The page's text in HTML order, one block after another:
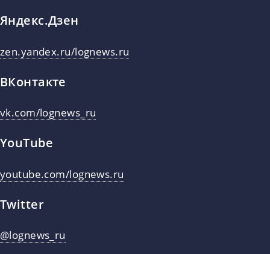
Яндекс.Дзен
zen.yandex.ru/lognews.ru
ВКонтакте
vk.com/lognews_ru
YouTube
youtube.com/lognews.ru
Twitter
@lognews_ru